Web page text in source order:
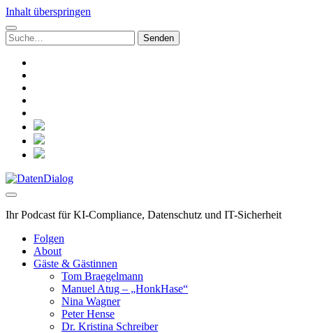
Inhalt überspringen
Suchen
nach:
social_icon_custom_1
social_icon_custom_2
social_icon_custom_3
DatenDialog
Ihr Podcast für KI-Compliance, Datenschutz und IT-Sicherheit
Folgen
About
Gäste & Gästinnen
Tom Braegelmann
Manuel Atug – „HonkHase“
Nina Wagner
Peter Hense
Dr. Kristina Schreiber